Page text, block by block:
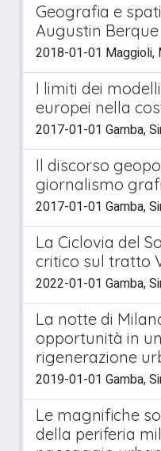
Geografia e
Augustin Berque
2018-01-01 Maggioli,
I limiti dei
europei nella
2017-01-01 Gamba,
Il discorso
giornalismo
2017-01-01 Gamba,
La Ciclovia del
critico sul tratto
2022-01-01 Gamba,
La notte di
opportunità in
rigenerazione
2019-01-01 Gamba,
Le magnifiche
della periferia